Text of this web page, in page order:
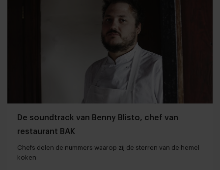
De soundtrack van Benny Blisto, chef van
restaurant BAK
Chefs delen de nummers waarop zij de sterren van de hemel
koken